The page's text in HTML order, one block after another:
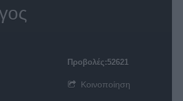
Προβολές:52621
Κοινοποίηση